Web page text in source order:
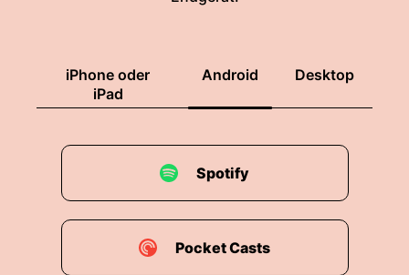
00:04:25: Man nennt sie die Aussendungsrede
00:04:28: Wie gehts dir mit dem Lid Martina?
00:04:30: Also ich fremdle mit dem lied etwas.
00:04:33: Es ist eines der vielen älteren Lieder
im erfänglichen Gesangbuch Die sich mir
aufgrund ihrer Verzeihe mit den Ausdruck etwas
iPhone oder
iPad
Android Desktop
Spotify
Pocket Casts